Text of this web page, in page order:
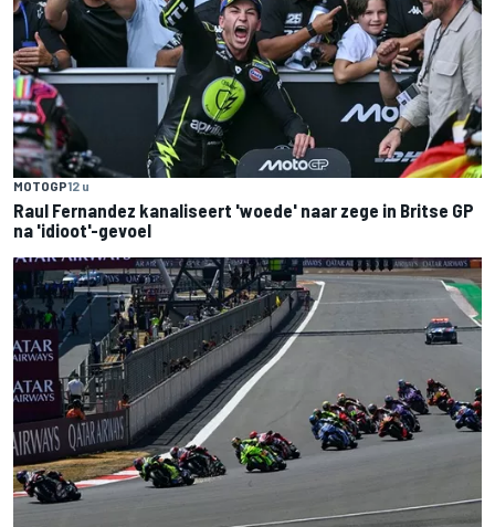
MOTOGP12 u
Raul Fernandez kanaliseert 'woede' naar zege in Britse GP
na 'idioot'-gevoel